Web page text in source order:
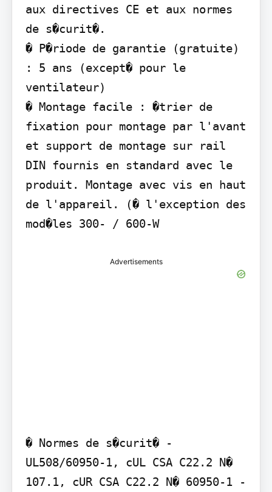
aux directives CE et aux normes
de s�curit�.
� P�riode de garantie (gratuite)
: 5 ans (except� pour le
ventilateur)
� Montage facile : �trier de
fixation pour montage par l'avant
et support de montage sur rail
DIN fournis en standard avec le
produit. Montage avec vis en haut
de l'appareil. (� l'exception des
mod�les 300- / 600-W
Advertisements
� Normes de s�curit� -
UL508/60950-1, cUL CSA C22.2 N�
107.1, cUR CSA C22.2 N� 60950-1 -